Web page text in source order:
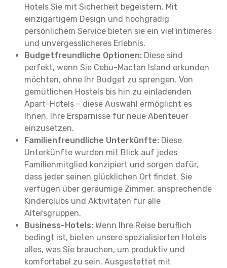
Hotels Sie mit Sicherheit begeistern. Mit
einzigartigem Design und hochgradig
persönlichem Service bieten sie ein viel intimeres
und unvergesslicheres Erlebnis.
Budgetfreundliche Optionen: Diese sind
perfekt, wenn Sie Cebu-Mactan Island erkunden
möchten, ohne Ihr Budget zu sprengen. Von
gemütlichen Hostels bis hin zu einladenden
Apart-Hotels – diese Auswahl ermöglicht es
Ihnen, Ihre Ersparnisse für neue Abenteuer
einzusetzen.
Familienfreundliche Unterkünfte: Diese
Unterkünfte wurden mit Blick auf jedes
Familienmitglied konzipiert und sorgen dafür,
dass jeder seinen glücklichen Ort findet. Sie
verfügen über geräumige Zimmer, ansprechende
Kinderclubs und Aktivitäten für alle
Altersgruppen.
Business-Hotels: Wenn Ihre Reise beruflich
bedingt ist, bieten unsere spezialisierten Hotels
alles, was Sie brauchen, um produktiv und
komfortabel zu sein. Ausgestattet mit